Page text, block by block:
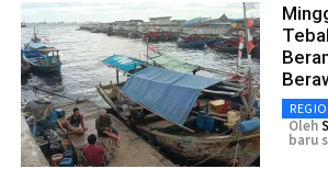
Oleh
baru